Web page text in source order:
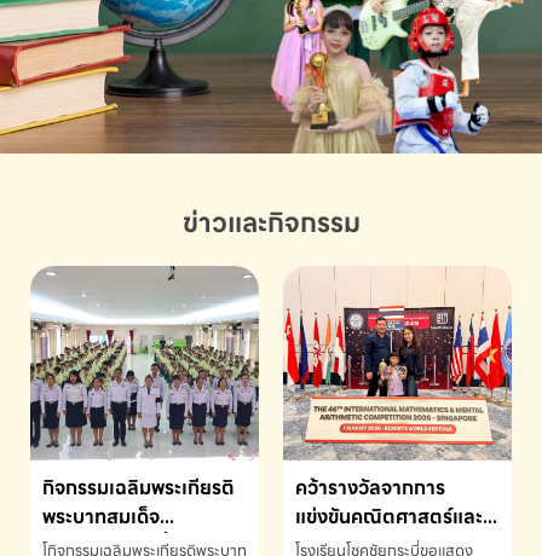
ข่าวและกิจกรรม
กิจกรรมเฉลิมพระเกียรติ
พระบาทสมเด็จ
พระเจ้าอยู่หัว เนื่องใน
โกิจกรรมเฉลิมพระเกียรติพระบาท
คว้ารางวัลจากการ
แข่งขันคณิตศาสตร์และ
คณิตคิดเร็วนานาชาติ
โรงเรียนโชคชัยกระบี่ขอแสดง